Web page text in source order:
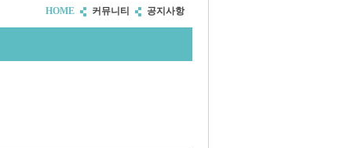
HOME 커뮤니티 공지사항